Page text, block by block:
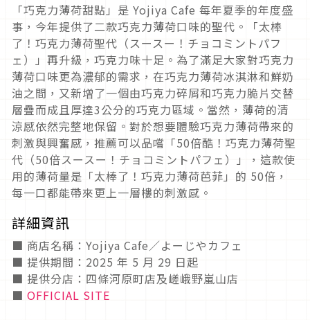
「巧克力薄荷甜點」是 Yojiya Cafe 每年夏季的年度盛
事，今年提供了二款巧克力薄荷口味的聖代。「太棒
了！巧克力薄荷聖代（スースー！チョコミントパフ
ェ）」再升級，巧克力味十足。為了滿足大家對巧克力
薄荷口味更為濃郁的需求，在巧克力薄荷冰淇淋和鮮奶
油之間，又新增了一個由巧克力碎屑和巧克力脆片交替
層疊而成且厚達3公分的巧克力區域。當然，薄荷的清
涼感依然完整地保留。對於想要體驗巧克力薄荷帶來的
刺激與興奮感，推薦可以品嚐「50倍酷！巧克力薄荷聖
代（50倍スースー！チョコミントパフェ）」，這款使
用的薄荷量是「太棒了！巧克力薄荷芭菲」的 50倍，
每一口都能帶來更上一層樓的刺激感。
詳細資訊
■ 商店名稱：Yojiya Cafe／よーじやカフェ
■ 提供期間：2025 年 5 月 29 日起
■ 提供分店：四條河原町店及嵯峨野嵐山店
■ OFFICIAL SITE